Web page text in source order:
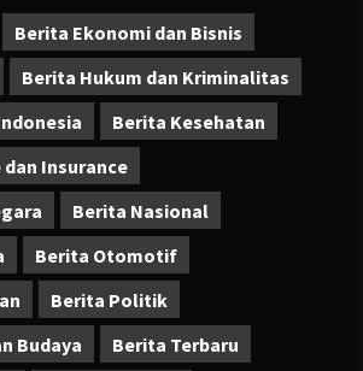
Berita Ekonomi dan Bisnis
Berita Hukum dan Kriminalitas
Berita Kesehatan
Insurance
Berita Nasional
Berita Otomotif
Berita Politik
Budaya
Berita Terbaru